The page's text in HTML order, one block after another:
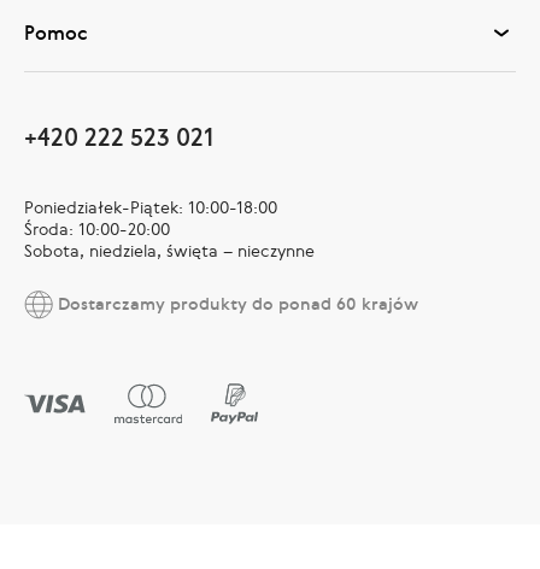
Pomoc
+420 222 523 021
Poniedziałek-Piątek: 10:00-18:00
Środa: 10:00-20:00
Sobota, niedziela, święta – nieczynne
Dostarczamy produkty do ponad 60 krajów